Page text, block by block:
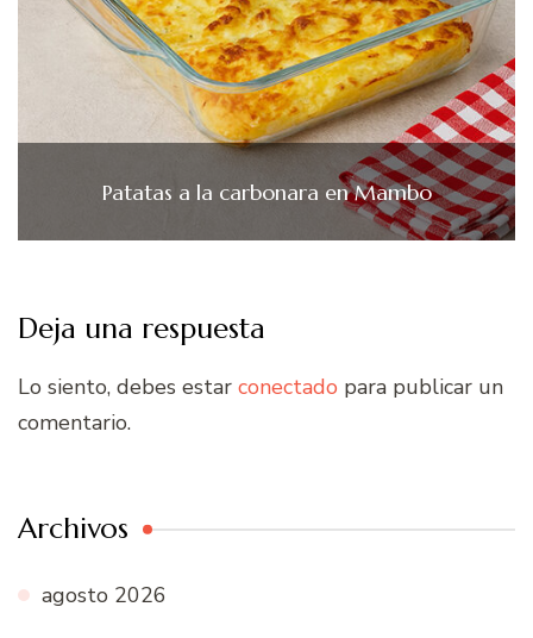
Patatas a la carbonara en Mambo
Deja una respuesta
Lo siento, debes estar conectado para publicar un
comentario.
Archivos
agosto 2026